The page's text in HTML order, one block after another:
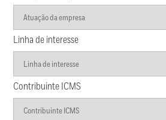
Linha de interesse
Contribuinte ICMS